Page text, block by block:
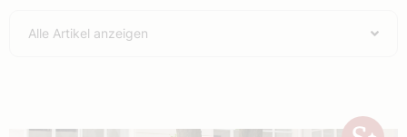
Alle Artikel anzeigen